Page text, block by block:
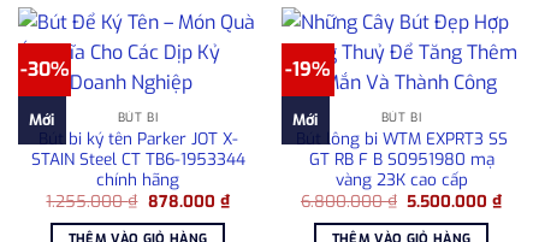
-30%
Mới BÚT BI
Bút bi ký tên Parker JOT X-
STAIN Steel CT TB6-1953344
chính hãng
1.255.000₫ Giá
là:
878.000 ₫Giá
hiện
-19%
Mới BÚT BI
Bút lông bi WTM EXPRT3 SS
GT RB F B S0951980 mạ
vàng 23K cao cấp
6.800.000₫ Giá
là:
5.500.000₫Giá
hiện